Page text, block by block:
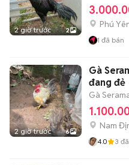
2 giờ trước 2
Phú
1 đã bán
2 giờ trước 6
Gà
đang đẻ
Gà
Nam
4.0 3